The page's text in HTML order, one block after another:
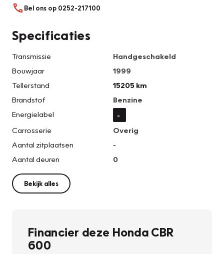
Bel ons op 0252-217100
Specificaties
Transmissie
Handgeschakeld
Bouwjaar
1999
Tellerstand
15205 km
Brandstof
Benzine
Energielabel
-
Carrosserie
Overig
Aantal zitplaatsen
-
Aantal deuren
0
Bekijk alles
Financier deze Honda CBR
600